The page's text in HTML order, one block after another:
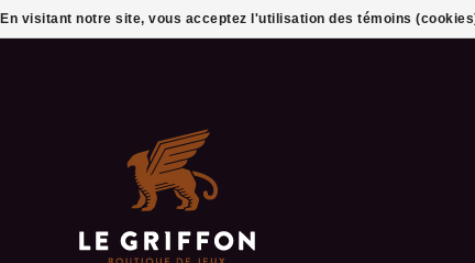
En visitant notre site, vous acceptez l'utilisation des témoins